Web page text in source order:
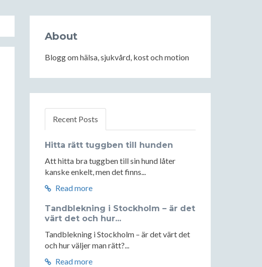
About
Blogg om hälsa, sjukvård, kost och motion
Recent Posts
Hitta rätt tuggben till hunden
Att hitta bra tuggben till sin hund låter
kanske enkelt, men det finns...
Read more
Tandblekning i Stockholm – är det
värt det och hur...
Tandblekning i Stockholm – är det värt det
och hur väljer man rätt?...
Read more